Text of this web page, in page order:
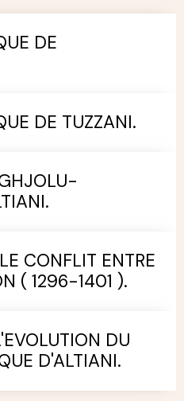
DE
DE TUZZANI.
CONFLIT ENTRE
( 1296-1401 ).
DU
D'ALTIANI.